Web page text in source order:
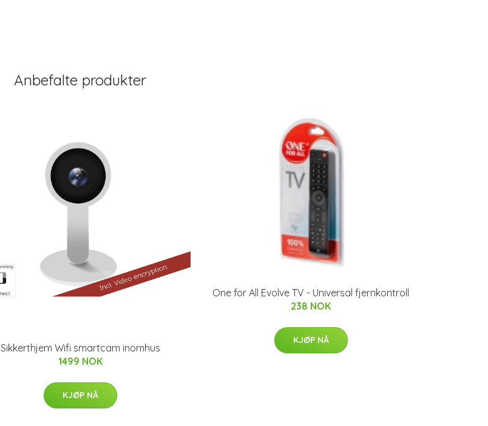
Anbefalte produkter
Sikkerthjem Wifi smartcam inomhus
1499 NOK
KJØP NÅ
One for All Evolve TV - Universal fjernkontroll
238 NOK
KJØP NÅ